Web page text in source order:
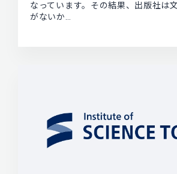
なっています。その結果、出版社は
がないか…